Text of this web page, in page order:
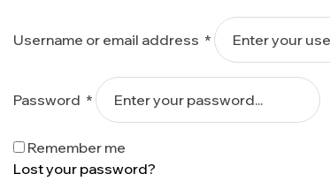
Username or email address *
Password *
Remember me
Lost your password?